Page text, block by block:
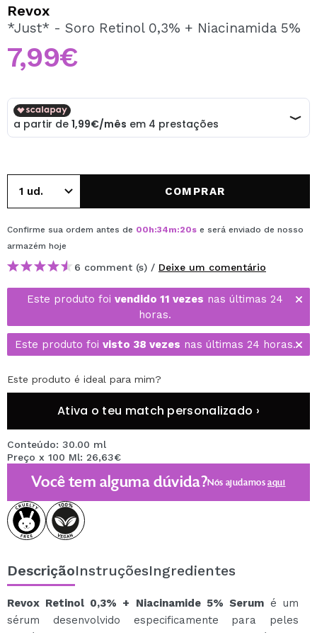
Ao criar uma conta no Maquibeauty.pt pode fazer as suas
compras rapidamente, verificar o estado das suas
encomendas e consultar as suas operações anteriores.
Revox
*Just* - Soro Retinol 0,3% + Niacinamida 5%
7,99€
COMPRAR
Confirme sua ordem antes de 00h:34m:20s e será enviado de nosso
armazém hoje
6 comment (s) / Deixe um comentário
Este produto foi vendido 11 vezes nas últimas 24
horas.
Este produto foi visto 38 vezes nas últimas 24 horas.
Este produto é ideal para mim?
Ativa o teu match personalizado ›
Conteúdo: 30.00 ml
Preço x 100 Ml: 26,63€
Você tem alguma dúvida?Nós ajudamosaqui
DescriçãoInstruçõesIngredientes
Revox Retinol 0,3% + Niacinamide 5% Serumé um
sérum desenvolvido especificamente para peles